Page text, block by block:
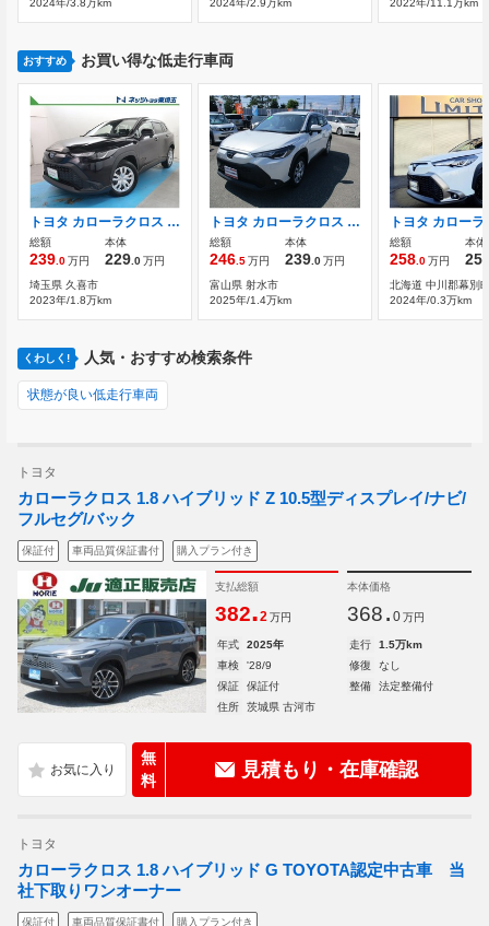
2024年/3.8万km 2024年/2.9万km 2022年/11.1万km
おすすめ お買い得な低走行車両
トヨタ カローラクロス 1.8 ハイブリッド G レーダークルーズ メモリーナビゲーション
総額
239.0万円
本体
229.0万円
埼玉県 久喜市
2023年/1.8万km
トヨタ カローラクロス 2.0 G X フルセグ バックカメラ ETC
総額
246.5万円
本体
239.0万円
富山県 射水市
2025年/1.4万km
総額
258.0万円
本体
北海道 中川郡幕別
2024年/0.3万km
くわしく! 人気・おすすめ検索条件
状態が良い低走行車両
トヨタ
カローラクロス 1.8 ハイブリッド Z 10.5型ディスプレイ/ナビ/
フルセグ/バック
保証付 車両品質保証書付 購入プラン付き
支払総額
382.2 万円
本体価格
368. 0 万円
年式 2025年 走行
1.5万km
車検
'28/9 修復
なし
保証
保証付 整備
法定整備付
住所
茨城県 古河市
無
料
見積もり・在庫確認
トヨタ
カローラクロス 1.8 ハイブリッド G TOYOTA認定中古車 当
社下取りワンオーナー
保証付 車両品質保証書付 購入プラン付き